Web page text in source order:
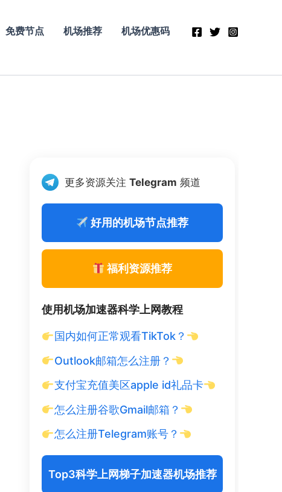
免费节点 机场推荐 机场优惠码
更多资源关注 Telegram 频道
好用的机场节点推荐
福利资源推荐
使用机场加速器科学上网教程
国内如何正常观看TikTok？
Outlook邮箱怎么注册？
支付宝充值美区apple id礼品卡
怎么注册谷歌Gmail邮箱？
怎么注册Telegram账号？
Top3科学上网梯子加速器机场推荐